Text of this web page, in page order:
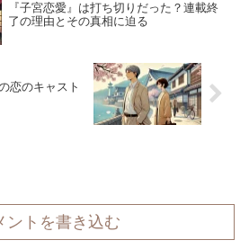
『子宮恋愛』は打ち切りだった？連載終
了の理由とその真相に迫る
恋のキャスト
ントを書き込む